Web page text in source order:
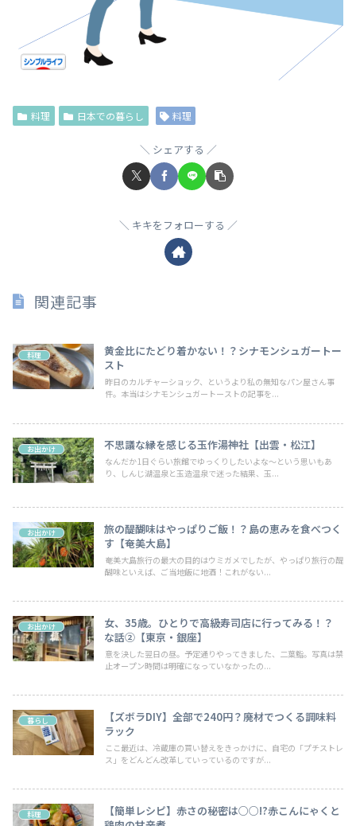
料理 日本での暮らし 料理
シェアする
キキをフォローする
関連記事
料理
黄金比にたどり着かない！？シナモンシュガートー
スト
昨日のカルチャーショック、というより私の無知なパン屋さん事
件。本当はシナモンシュガートーストの記事を...
お出かけ 不思議な縁を感じる玉作湯神社【出雲・松江】
なんだか1日ぐらい旅館でゆっくりしたいよな～という思いもあ
り、しんじ湖温泉と玉造温泉で迷った結果、玉...
お出かけ
旅の醍醐味はやっぱりご飯！？島の恵みを食べつく
す【奄美大島】
奄美大島旅行の最大の目的はウミガメでしたが、やっぱり旅行の醍
醐味といえば、ご当地飯に地酒！これがない...
お出かけ
女、35歳。ひとりで高級寿司店に行ってみる！？
な話②【東京・銀座】
意を決した翌日の昼。予定通りやってきました、二葉鮨。写真は禁
止オープン時間は明確になっていなかったの...
暮らし
【ズボラDIY】全部で240円？廃材でつくる調味料
ラック
ここ最近は、冷蔵庫の買い替えをきっかけに、自宅の「プチストレ
ス」をどんどん改革していっているのですが...
料理
【簡単レシピ】赤さの秘密は○○!?赤こんにゃくと